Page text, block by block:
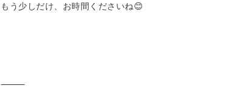
もう少しだけ、お時間くださいね😊
⸻